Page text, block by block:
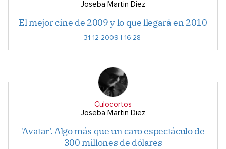
Joseba Martin Diez
El mejor cine de 2009 y lo que llegará en 2010
31-12-2009 | 16:28
Culocortos
Joseba Martin Diez
'Avatar'. Algo más que un caro espectáculo de
300 millones de dólares